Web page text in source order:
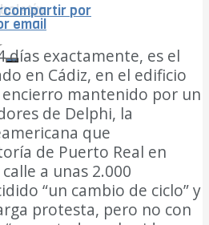
coincidentes
compartir por
email
días exactamente, es el
en Cádiz, en el edificio
mantenido por un
de Delphi, la
que
de Puerto Real en
a unas 2.000
“un cambio de ciclo” y
protesta, pero no con